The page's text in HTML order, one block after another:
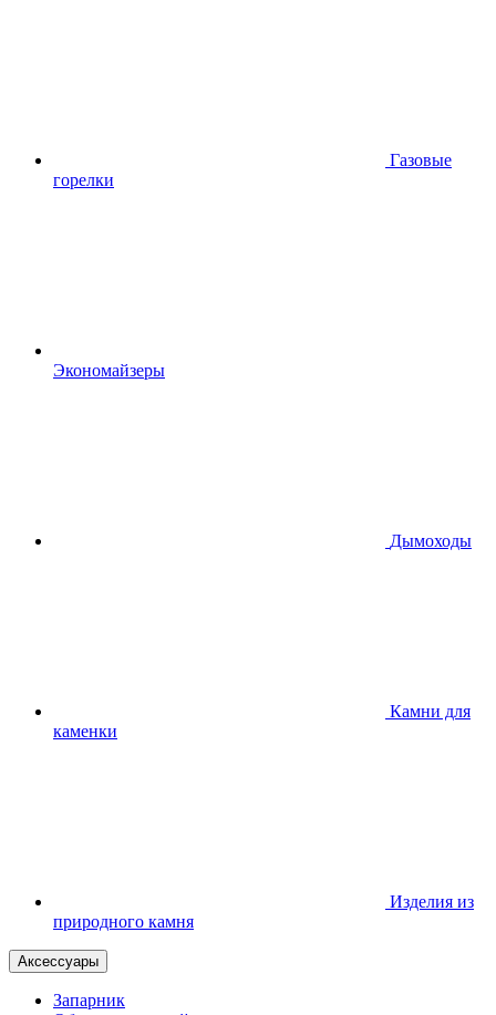
Газовые
горелки
Экономайзеры
Дымоходы
Камни для
каменки
Изделия из
природного камня
Аксессуары
Запарник